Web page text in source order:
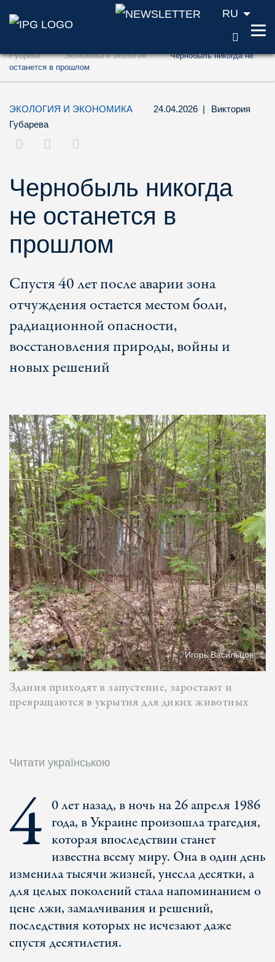
Перейти к содержанию (ключ доступа
Перейти к поиску (ключ доступа '2')
RU
Рубрики Экономика и экология
Чернобыль никогда не
останется в прошлом
ЭКОЛОГИЯ И ЭКОНОМИКА 24.04.2026 |
Виктория
Губарева
Чернобыль никогда
не останется в
прошлом
Спустя 40 лет после аварии зона
отчуждения остается местом боли,
радиационной опасности,
восстановления природы, войны и
новых решений
Игорь Васильцов
Здания приходят в запустение, заростают и
превращаются в укрытия для диких животных
Читати українською
4 0 лет назад, в ночь на 26 апреля 1986
года, в Украине произошла трагедия,
которая впоследствии станет
известна всему миру. Она в один день
изменила тысячи жизней, унесла десятки, а
для целых поколений стала напоминанием о
цене лжи, замалчивания и решений,
последствия которых не исчезают даже
спустя десятилетия.